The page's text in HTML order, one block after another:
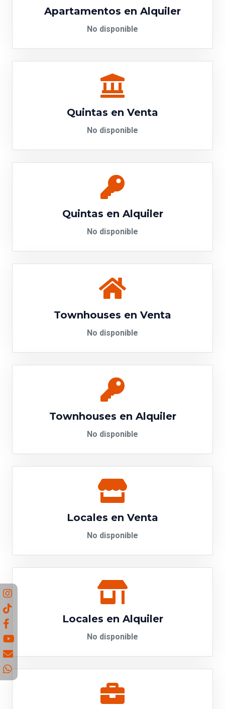
Apartamentos en Alquiler
No disponible
Quintas en Venta
No disponible
Quintas en Alquiler
No disponible
Townhouses en Venta
No disponible
Townhouses en Alquiler
No disponible
Locales en Venta
No disponible
Locales en Alquiler
No disponible